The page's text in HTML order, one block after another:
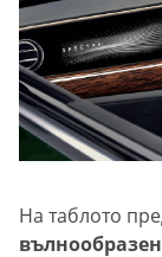
На таблото